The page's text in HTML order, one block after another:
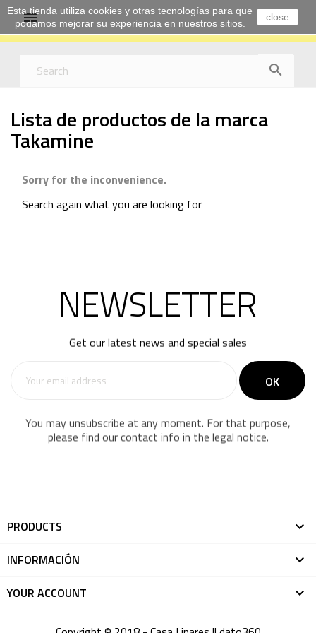


Lista de productos de la marca
Takamine
Sorry for the inconvenience.
Search again what you are looking for
NEWSLETTER
Get our latest news and special sales
You may unsubscribe at any moment. For that purpose,
please find our contact info in the legal notice.
PRODUCTS

INFORMACIÓN

YOUR ACCOUNT

Esta tienda utiliza cookies y otras tecnologías para que
podamos mejorar su experiencia en nuestros sitios.
close